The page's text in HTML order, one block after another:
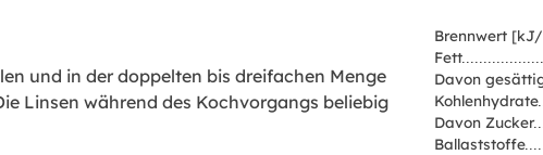
und in der doppelten bis dreifachen Menge
Linsen während des Kochvorgangs beliebig
Brennwert
Fett
Davon
Kohlenhydrate
Davon Zucker
Ballaststoffe